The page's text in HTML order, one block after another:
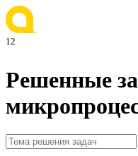
12
Решенные